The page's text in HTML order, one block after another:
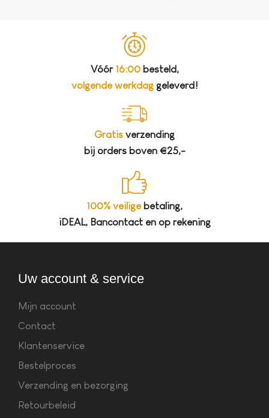
Vóór 16:00besteld,
volgende werkdaggeleverd!
Gratis verzending
bij orders boven €25,-
100% veiligebetaling,
iDEAL, Bancontact en op rekening
Uw account & service
Mijn account
Contact
Klantenservice
Bestelproces
Verzending en bezorging
Retourbeleid